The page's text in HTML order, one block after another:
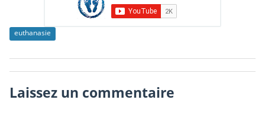
euthanasie
Laissez un commentaire